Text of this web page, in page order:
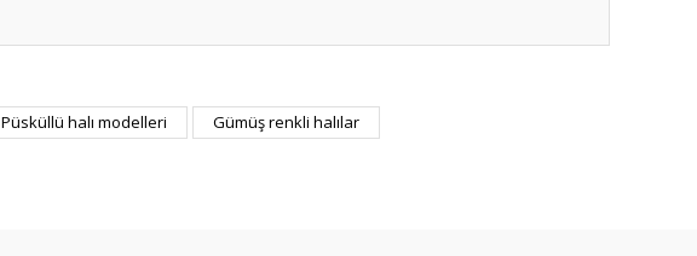
Püsküllü halı modelleri
Gümüş renkli halılar